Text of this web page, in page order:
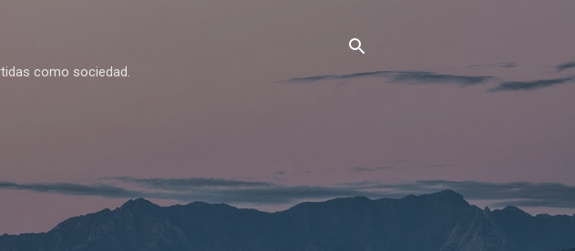
como sociedad.